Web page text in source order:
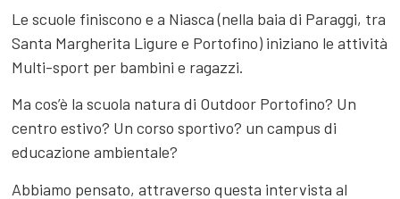
Le scuole finiscono e a Niasca (nella baia di Paraggi, tra
Santa Margherita Ligure e Portofino) iniziano le attività
Multi-sport per bambini e ragazzi.
Ma cos’è la scuola natura di Outdoor Portofino? Un
centro estivo? Un corso sportivo? un campus di
educazione ambientale?
Abbiamo pensato, attraverso questa intervista al